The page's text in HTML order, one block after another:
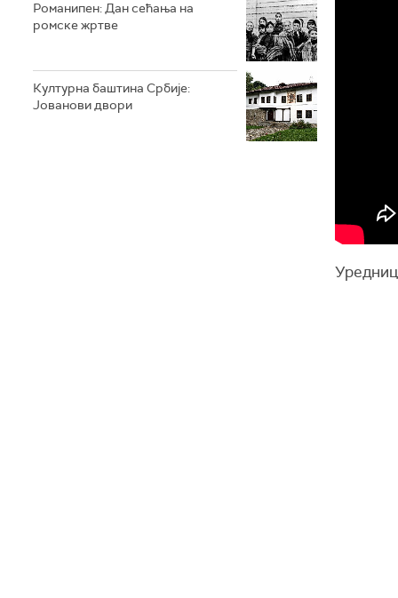
Романипен: Дан сећања на
ромске жртве
Културна баштина Србије:
Јованови двори